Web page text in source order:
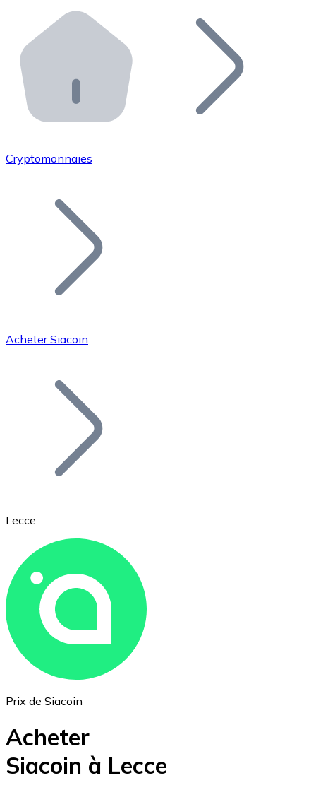
Distributeurs automatiques Bitnovo
Intégrez un ATM Bitnovo dans votre entreprise et
API Bitnovo
Intégrez notre API dans votre écosystème.
Rejoignez notre réseau de distributeurs et
Ajoutez le token de votre projet à notre service
Bitcoin
Ethereum
ETH
Cryptomonnaies
Acheter Siacoin
Lecce
Prix de Siacoin
Acheter
Siacoin à Lecce